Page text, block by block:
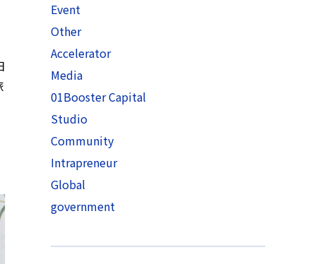
Event
Other
Accelerator
Media
01Booster Capital
Studio
Community
Intrapreneur
Global
government